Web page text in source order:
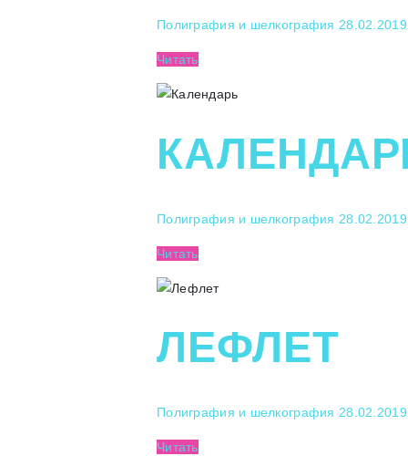
Полиграфия и шелкография 28.02.2019
Читать
Полиграфия и шелкография 28.02.2019
Читать
ЛЕФЛЕТ
Полиграфия и шелкография 28.02.2019
Читать